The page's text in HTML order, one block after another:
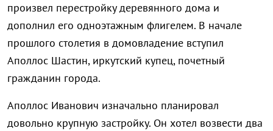
произвел перестройку деревянного дома и
дополнил его одноэтажным флигелем. В начале
прошлого столетия в домовладение вступил
Аполлос Шастин, иркутский купец, почетный
гражданин города.
Аполлос Иванович изначально планировал
довольно крупную застройку. Он хотел возвести два